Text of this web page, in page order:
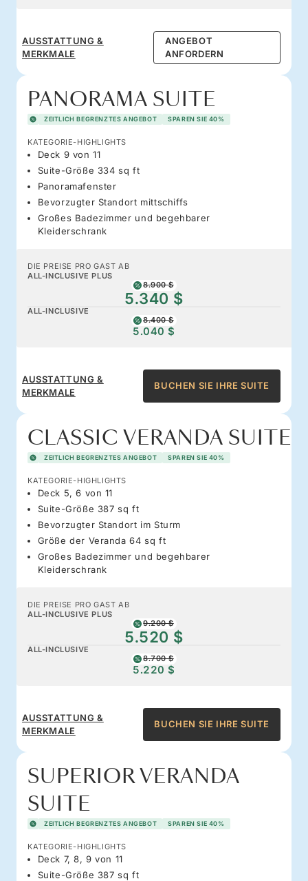
AUSSTATTUNG &
MERKMALE
ANGEBOT
ANFORDERN
PANORAMA SUITE
ZEITLICH BEGRENZTES ANGEBOT SPAREN SIE 40%
KATEGORIE-HIGHLIGHTS
Deck 9 von 11
Suite-Größe 334 sq ft
Panoramafenster
Bevorzugter Standort mittschiffs
Großes Badezimmer und begehbarer
Kleiderschrank
DIE PREISE PRO GAST AB
ALL-INCLUSIVE PLUS
8.900 $
5.340 $
ALL-INCLUSIVE
8.400 $
5.040 $
AUSSTATTUNG &
MERKMALE
BUCHEN SIE IHRE SUITE
CLASSIC VERANDA SUITE
ZEITLICH BEGRENZTES ANGEBOT SPAREN SIE 40%
KATEGORIE-HIGHLIGHTS
Deck 5, 6 von 11
Suite-Größe 387 sq ft
Bevorzugter Standort im Sturm
Größe der Veranda 64 sq ft
Großes Badezimmer und begehbarer
Kleiderschrank
DIE PREISE PRO GAST AB
ALL-INCLUSIVE PLUS
9.200 $
5.520 $
ALL-INCLUSIVE
8.700 $
5.220 $
AUSSTATTUNG &
MERKMALE
BUCHEN SIE IHRE SUITE
SUPERIOR VERANDA
SUITE
ZEITLICH BEGRENZTES ANGEBOT SPAREN SIE 40%
KATEGORIE-HIGHLIGHTS
Deck 7, 8, 9 von 11
Suite-Größe 387 sq ft